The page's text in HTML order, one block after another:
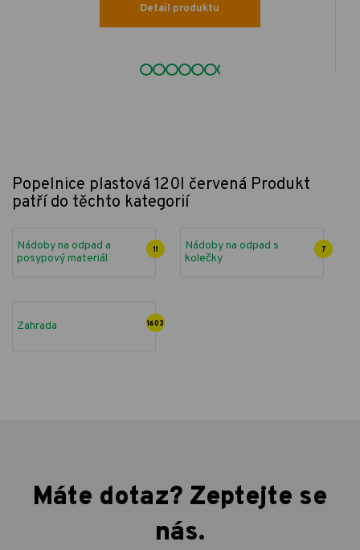
Detail produktu
Popelnice plastová 120l červená Produkt
patří do těchto kategorií
Nádoby na odpad a
posypový materiál
11
Nádoby na odpad s
kolečky
7
Zahrada 1603
Máte dotaz? Zeptejte se
nás.